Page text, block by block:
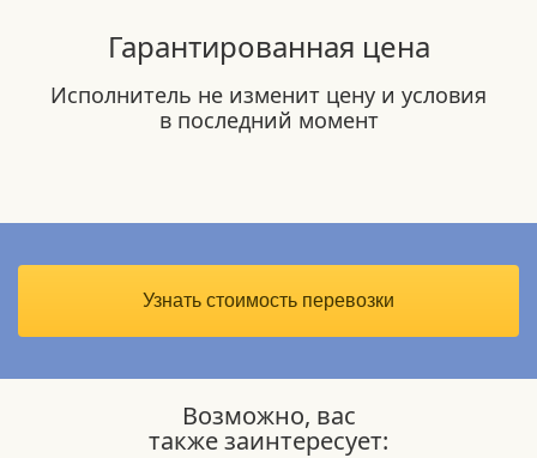
Гарантированная цена
Исполнитель не изменит цену и условия
в последний момент
Узнать стоимость перевозки
Возможно, вас
также заинтересует: